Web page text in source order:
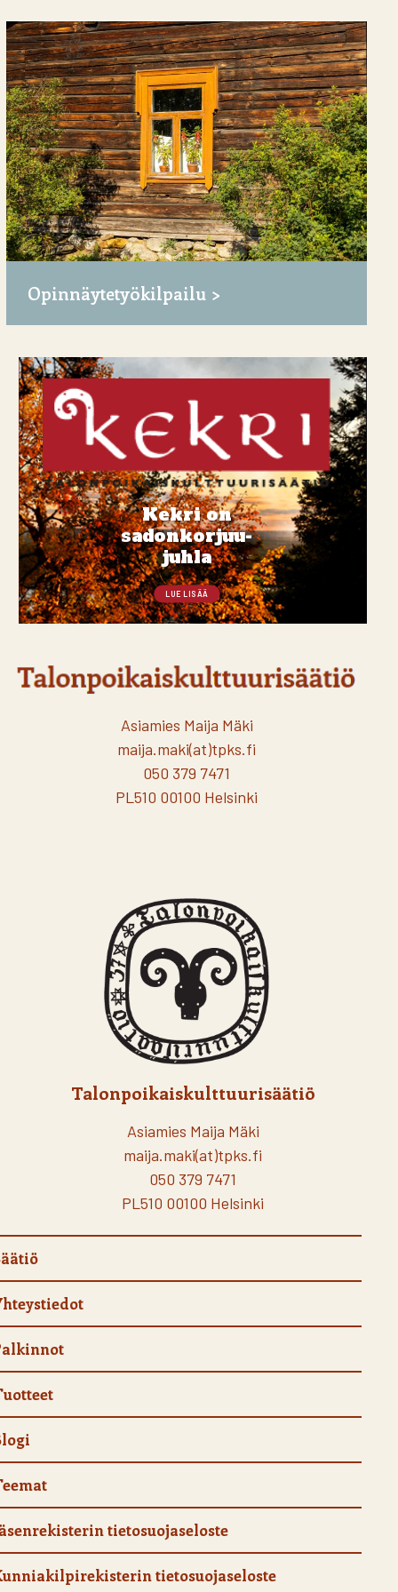
Opinnäytetyökilpailu
Kekri on
sadonkorjuu-
juhla
LUE LISÄÄ
Asiamies Maija Mäki
maija.maki(at)tpks.fi
050 379 7471
PL510 00100 Helsinki
Talonpoikaiskulttuurisäätiö
Asiamies Maija Mäki
maija.maki(at)tpks.fi
050 379 7471
PL510 00100 Helsinki
tietosuojaseloste
tietosuojaseloste